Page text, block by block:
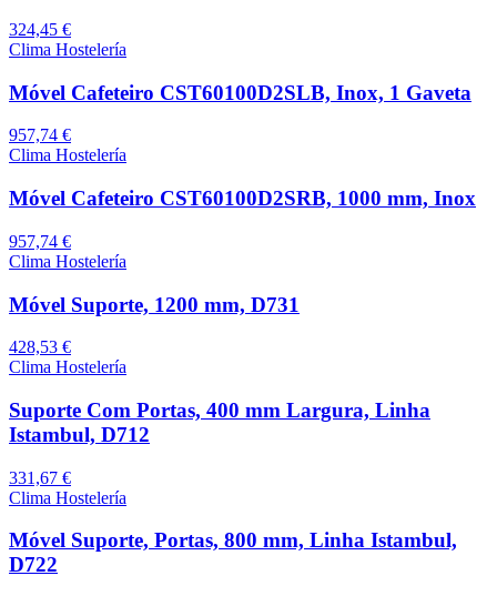
324,45 €
Clima Hostelería
Móvel Cafeteiro CST60100D2SLB, Inox, 1 Gaveta
957,74 €
Clima Hostelería
Móvel Cafeteiro CST60100D2SRB, 1000 mm, Inox
957,74 €
Clima Hostelería
Móvel Suporte, 1200 mm, D731
428,53 €
Clima Hostelería
Suporte Com Portas, 400 mm Largura, Linha
Istambul, D712
331,67 €
Clima Hostelería
Móvel Suporte, Portas, 800 mm, Linha Istambul,
D722